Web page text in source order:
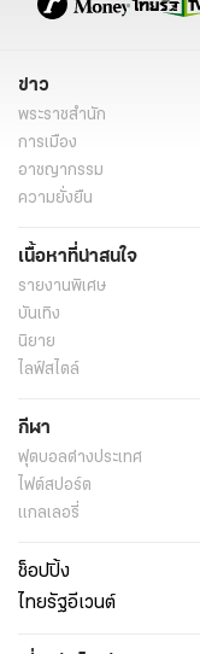
ข่าว
พระราชสำนัก
การเมือง
อาชญากรรม
ความยั่งยืน
เนื้อหาที่น่าสนใจ
รายงานพิเศษ
บันเทิง
นิยาย
ไลฟ์สไตล์
กีฬา
ฟุตบอลต่่างประเทศ
ไฟต์สปอร์ต
แกลเลอรี่
ช็อปปิ้ง
ไทยรัฐอีเวนต์